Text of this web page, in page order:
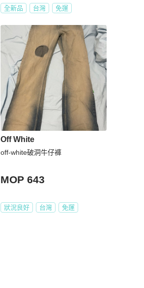
全新品 台灣 免運
Off White
off-white破洞牛仔褲
MOP 643
狀況良好 台灣 免運